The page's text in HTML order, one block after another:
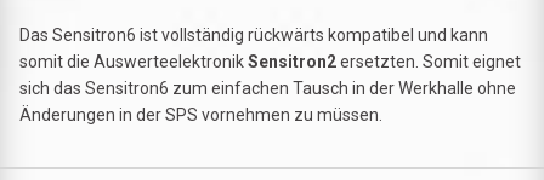
Das Sensitron6 ist vollständig rückwärts kompatibel und kann
somit die AuswerteelektronikSensitron2ersetzten. Somit eignet
sich das Sensitron6 zum einfachen Tausch in der Werkhalle ohne
Änderungen in der SPS vornehmen zu müssen.